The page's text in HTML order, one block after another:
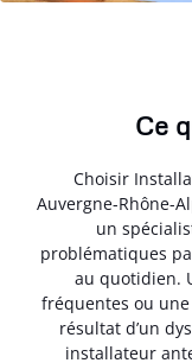
Ce
Choisir
Auvergne-Rhône-
un
problématiques
au quotidien.
fréquentes ou
résultat d’un
installateur